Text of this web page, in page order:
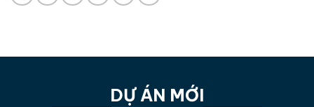
DỰ ÁN MỚI